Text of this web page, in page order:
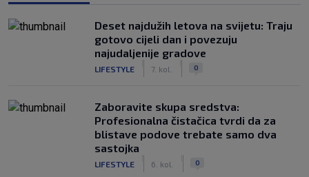
Deset najdužih letova na svijetu: Traju
gotovo cijeli dan i povezuju
najudaljenije gradove
LIFESTYLE 7. kol. 0
Zaboravite skupa sredstva:
Profesionalna čistačica tvrdi da za
blistave podove trebate samo dva
sastojka
LIFESTYLE 6. kol. 0